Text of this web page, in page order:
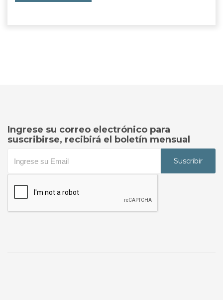
Ingrese su correo electrónico para
suscribirse, recibirá el boletín mensual
Suscribir